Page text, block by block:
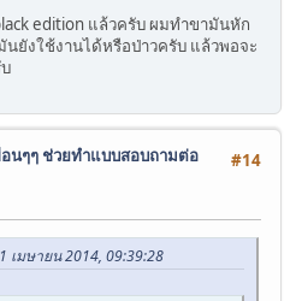
edition แล้วครับ ผมทำขามันหัก
ยังใช้งานได้หรือป่าวครับ แล้วพอจะ
#14
อนๆๆ ช่วยทำแบบสอบถามต่อ
เมษายน 2014, 09:39:28